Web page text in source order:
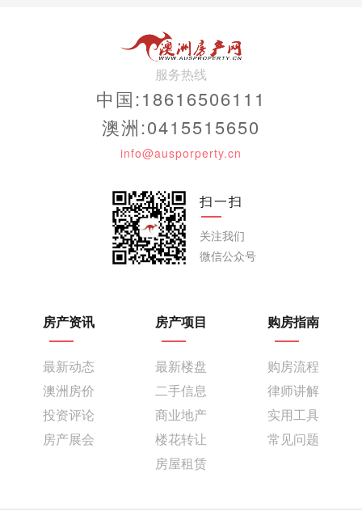
服务热线
中国:18616506111
澳洲:0415515650
info@ausporperty.cn
扫一扫
关注我们
微信公众号
房产资讯
最新动态
澳洲房价
投资评论
房产展会
房产项目
最新楼盘
二手信息
商业地产
楼花转让
房屋租赁
购房指南
购房流程
律师讲解
实用工具
常见问题